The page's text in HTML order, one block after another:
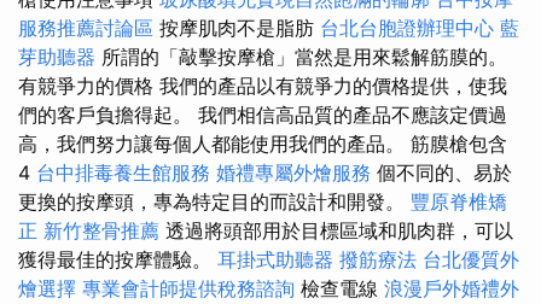
服務推薦討論區 按摩肌肉不是脂肪 台北台胞證辦理中心 藍
芽助聽器 所謂的「敲擊按摩槍」當然是用來鬆解筋膜的。
有競爭力的價格 我們的產品以有競爭力的價格提供，使我
們的客戶負擔得起。 我們相信高品質的產品不應該定價過
高，我們努力讓每個人都能使用我們的產品。 筋膜槍包含
4 台中排毒養生館服務 婚禮專屬外燴服務 個不同的、易於
更換的按摩頭，專為特定目的而設計和開發。 豐原脊椎矯
正 新竹整骨推薦 透過將頭部用於目標區域和肌肉群，可以
獲得最佳的按摩體驗。 耳掛式助聽器 撥筋療法 台北優質外
燴選擇 專業會計師提供稅務諮詢 檢查電線 浪漫戶外婚禮外